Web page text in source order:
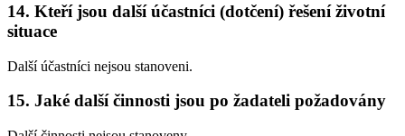
14. Kteří jsou další účastníci (dotčení) řešení životní
situace
Další účastníci nejsou stanoveni.
15. Jaké další činnosti jsou po žadateli požadovány